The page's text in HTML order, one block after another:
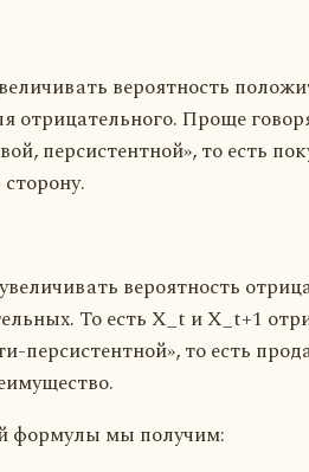
вероятность
отрицательного. Проще
персистентной», то есть
вероятность
То есть X_t и X_t+1
персистентной», то есть
формулы мы получим: